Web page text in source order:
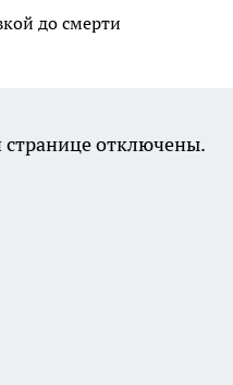
до смерти
отключены.